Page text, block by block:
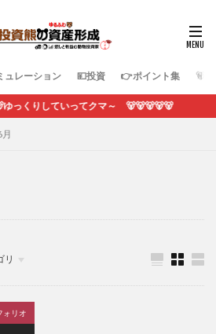
ュレーション 💴投資 👉ポイント集 🐻
りしていってクマ～ 🐻🐻🐻🐻🐻
月
リ
レーション
ォリオ